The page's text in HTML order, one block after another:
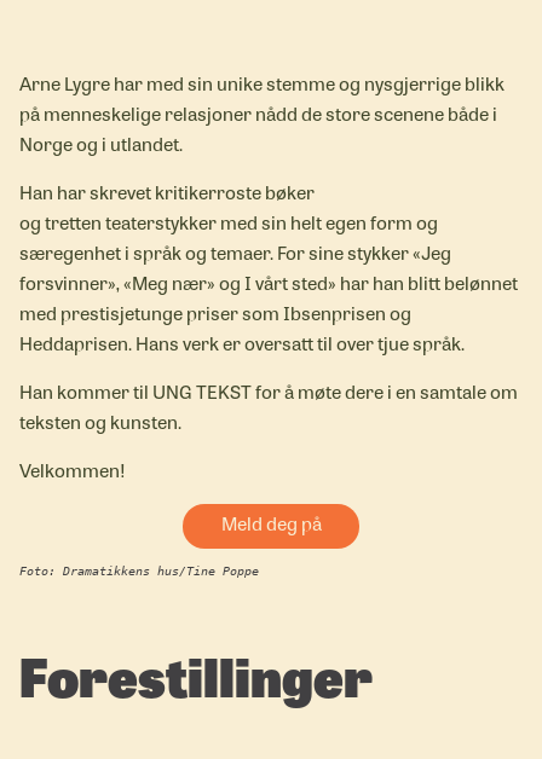
Arne Lygre har med sin unike stemme og nysgjerrige blikk
på menneskelige relasjoner nådd de store scenene både i
Norge og i utlandet.
Han har skrevet kritikerroste bøker
og tretten teaterstykker med sin helt egen form og
særegenhet i språk og temaer. For sine stykker «Jeg
forsvinner», «Meg nær» og I vårt sted» har han blitt belønnet
med prestisjetunge priser som Ibsenprisen og
Heddaprisen. Hans verk er oversatt til over tjue språk.
Han kommer til UNG TEKST for å møte dere i en samtale om
teksten og kunsten.
Velkommen!
Meld deg på
Foto: Dramatikkens hus/Tine Poppe
Forestillinger